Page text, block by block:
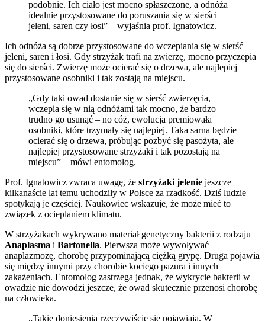
podobnie. Ich ciało jest mocno spłaszczone, a odnóża
idealnie przystosowane do poruszania się w sierści
jeleni, saren czy łosi” – wyjaśnia prof. Ignatowicz.
Ich odnóża są dobrze przystosowane do wczepiania się w sierść
jeleni, saren i łosi. Gdy strzyżak trafi na zwierzę, mocno przyczepia
się do sierści. Zwierzę może ocierać się o drzewa, ale najlepiej
przystosowane osobniki i tak zostają na miejscu.
„Gdy taki owad dostanie się w sierść zwierzęcia,
wczepia się w nią odnóżami tak mocno, że bardzo
trudno go usunąć – no cóż, ewolucja premiowała
osobniki, które trzymały się najlepiej. Taka sarna będzie
ocierać się o drzewa, próbując pozbyć się pasożyta, ale
najlepiej przystosowane strzyżaki i tak pozostają na
miejscu” – mówi entomolog.
Prof. Ignatowicz zwraca uwagę, że strzyżaki jelenie jeszcze
kilkanaście lat temu uchodziły w Polsce za rzadkość. Dziś ludzie
spotykają je częściej. Naukowiec wskazuje, że może mieć to
związek z ocieplaniem klimatu.
W strzyżakach wykrywano materiał genetyczny bakterii z rodzaju
Anaplasma i Bartonella. Pierwsza może wywoływać
anaplazmozę, chorobę przypominającą ciężką grypę. Druga pojawia
się między innymi przy chorobie kociego pazura i innych
zakażeniach. Entomolog zastrzega jednak, że wykrycie bakterii w
owadzie nie dowodzi jeszcze, że owad skutecznie przenosi chorobę
na człowieka.
„Takie doniesienia rzeczywiście się pojawiają. W